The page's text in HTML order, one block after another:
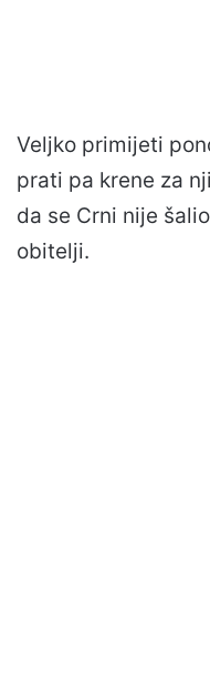
Veljko primijeti
prati pa krene za
da se Crni nije
obitelji.